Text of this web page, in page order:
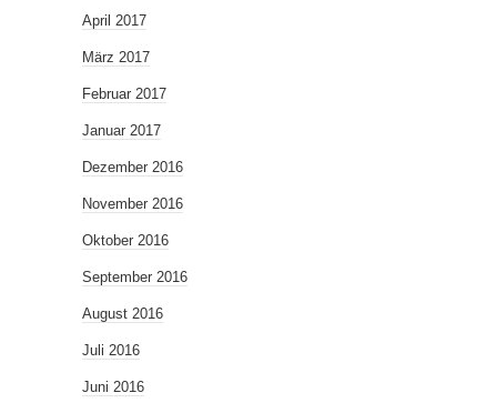
April 2017
März 2017
Februar 2017
Januar 2017
Dezember 2016
November 2016
Oktober 2016
September 2016
August 2016
Juli 2016
Juni 2016